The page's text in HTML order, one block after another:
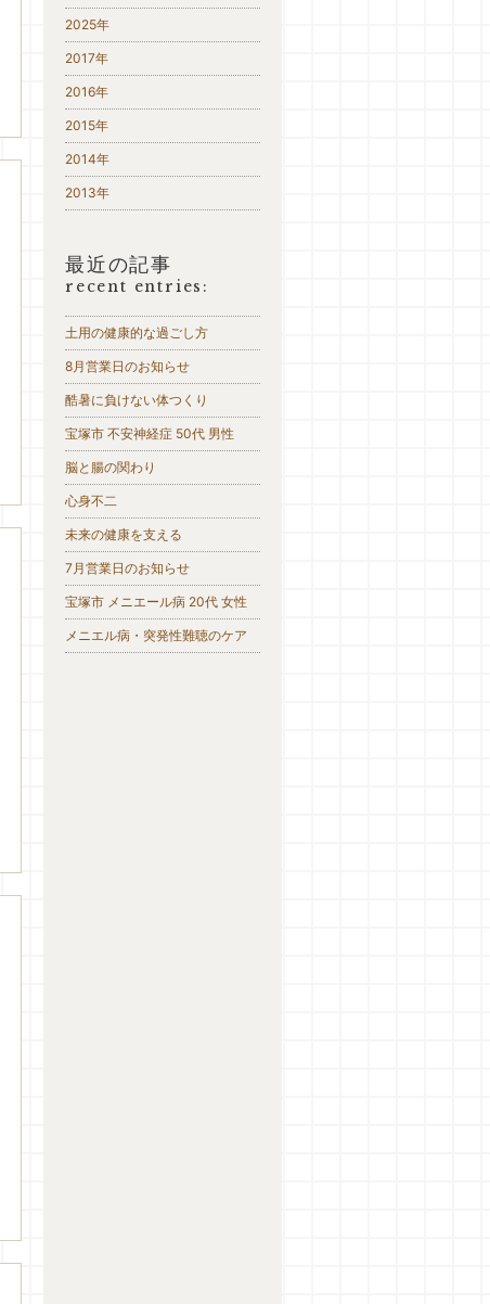
2025年
2017年
2016年
2015年
2014年
2013年
最近の記事
recent entries:
土用の健康的な過ごし方
8月営業日のお知らせ
酷暑に負けない体つくり
宝塚市 不安神経症 50代 男性
脳と腸の関わり
心身不二
未来の健康を支える
7月営業日のお知らせ
宝塚市 メニエール病 20代 女性
メニエル病・突発性難聴のケア